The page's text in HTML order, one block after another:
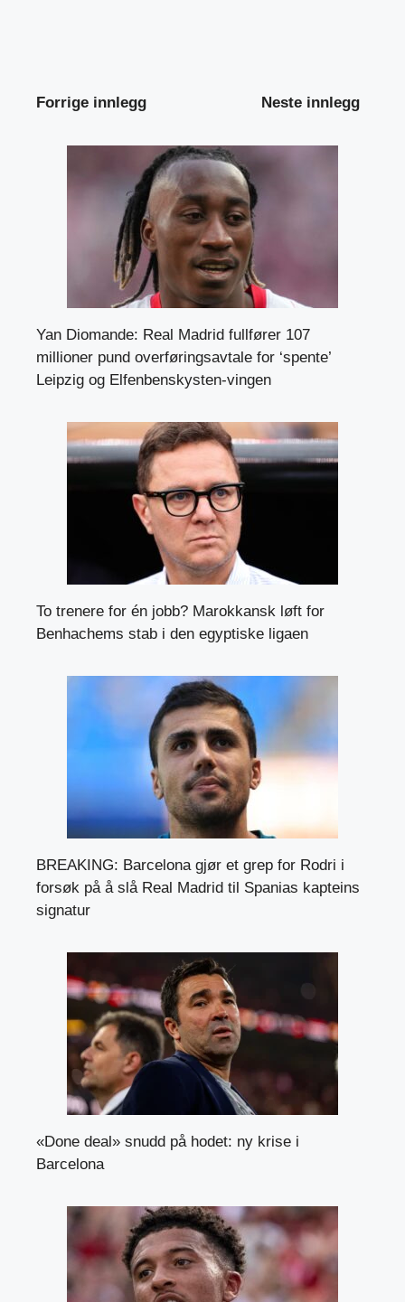
Forrige innlegg Neste innlegg
Yan Diomande: Real Madrid fullfører 107
millioner pund overføringsavtale for ‘spente’
Leipzig og Elfenbenskysten-vingen
To trenere for én jobb? Marokkansk løft for
Benhachems stab i den egyptiske ligaen
BREAKING: Barcelona gjør et grep for Rodri i
forsøk på å slå Real Madrid til Spanias kapteins
signatur
«Done deal» snudd på hodet: ny krise i
Barcelona